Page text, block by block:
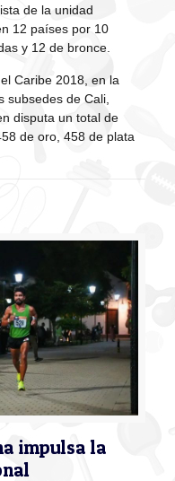
de la unidad
12 países por 10
y 12 de bronce.
Caribe 2018, en la
subsedes de Cali,
disputa un total de
de oro, 458 de plata
impulsa la